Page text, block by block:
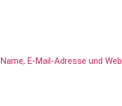
Name, E-Mail-Adresse und